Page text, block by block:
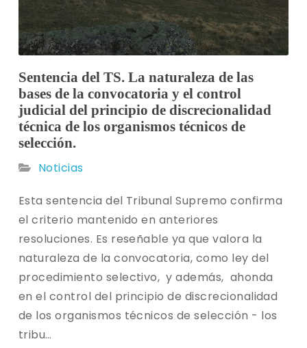
Sentencia del TS. La naturaleza de las
bases de la convocatoria y el control
judicial del principio de discrecionalidad
técnica de los organismos técnicos de
selección.
Noticias
Esta sentencia del Tribunal Supremo confirma
el criterio mantenido en anteriores
resoluciones. Es reseñable ya que valora la
naturaleza de la convocatoria, como ley del
procedimiento selectivo, y además, ahonda
en el control del principio de discrecionalidad
de los organismos técnicos de selección - los
tribu…